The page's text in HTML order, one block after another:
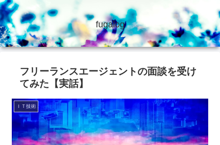
fugalog
フリーランスエージェントの面談を受け
てみた【実話】
ＩＴ技術